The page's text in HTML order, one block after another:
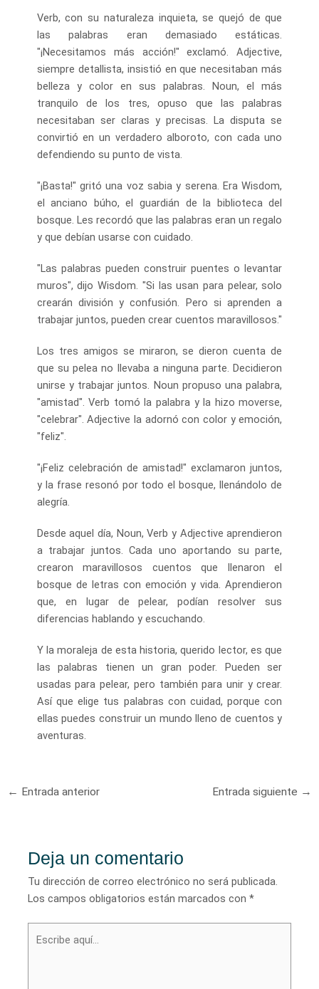
Verb, con su naturaleza inquieta, se quejó de que
las palabras eran demasiado estáticas.
"¡Necesitamos más acción!" exclamó. Adjective,
siempre detallista, insistió en que necesitaban más
belleza y color en sus palabras. Noun, el más
tranquilo de los tres, opuso que las palabras
necesitaban ser claras y precisas. La disputa se
convirtió en un verdadero alboroto, con cada uno
defendiendo su punto de vista.
"¡Basta!" gritó una voz sabia y serena. Era Wisdom,
el anciano búho, el guardián de la biblioteca del
bosque. Les recordó que las palabras eran un regalo
y que debían usarse con cuidado.
"Las palabras pueden construir puentes o levantar
muros", dijo Wisdom. "Si las usan para pelear, solo
crearán división y confusión. Pero si aprenden a
trabajar juntos, pueden crear cuentos maravillosos."
Los tres amigos se miraron, se dieron cuenta de
que su pelea no llevaba a ninguna parte. Decidieron
unirse y trabajar juntos. Noun propuso una palabra,
"amistad". Verb tomó la palabra y la hizo moverse,
"celebrar". Adjective la adornó con color y emoción,
"feliz".
"¡Feliz celebración de amistad!" exclamaron juntos,
y la frase resonó por todo el bosque, llenándolo de
alegría.
Desde aquel día, Noun, Verb y Adjective aprendieron
a trabajar juntos. Cada uno aportando su parte,
crearon maravillosos cuentos que llenaron el
bosque de letras con emoción y vida. Aprendieron
que, en lugar de pelear, podían resolver sus
diferencias hablando y escuchando.
Y la moraleja de esta historia, querido lector, es que
las palabras tienen un gran poder. Pueden ser
usadas para pelear, pero también para unir y crear.
Así que elige tus palabras con cuidad, porque con
ellas puedes construir un mundo lleno de cuentos y
aventuras.
Navegación
← Entrada anterior Entrada siguiente →
Deja un comentario
Tu dirección de correo electrónico no será publicada.
Los campos obligatorios están marcados con*
aquí...